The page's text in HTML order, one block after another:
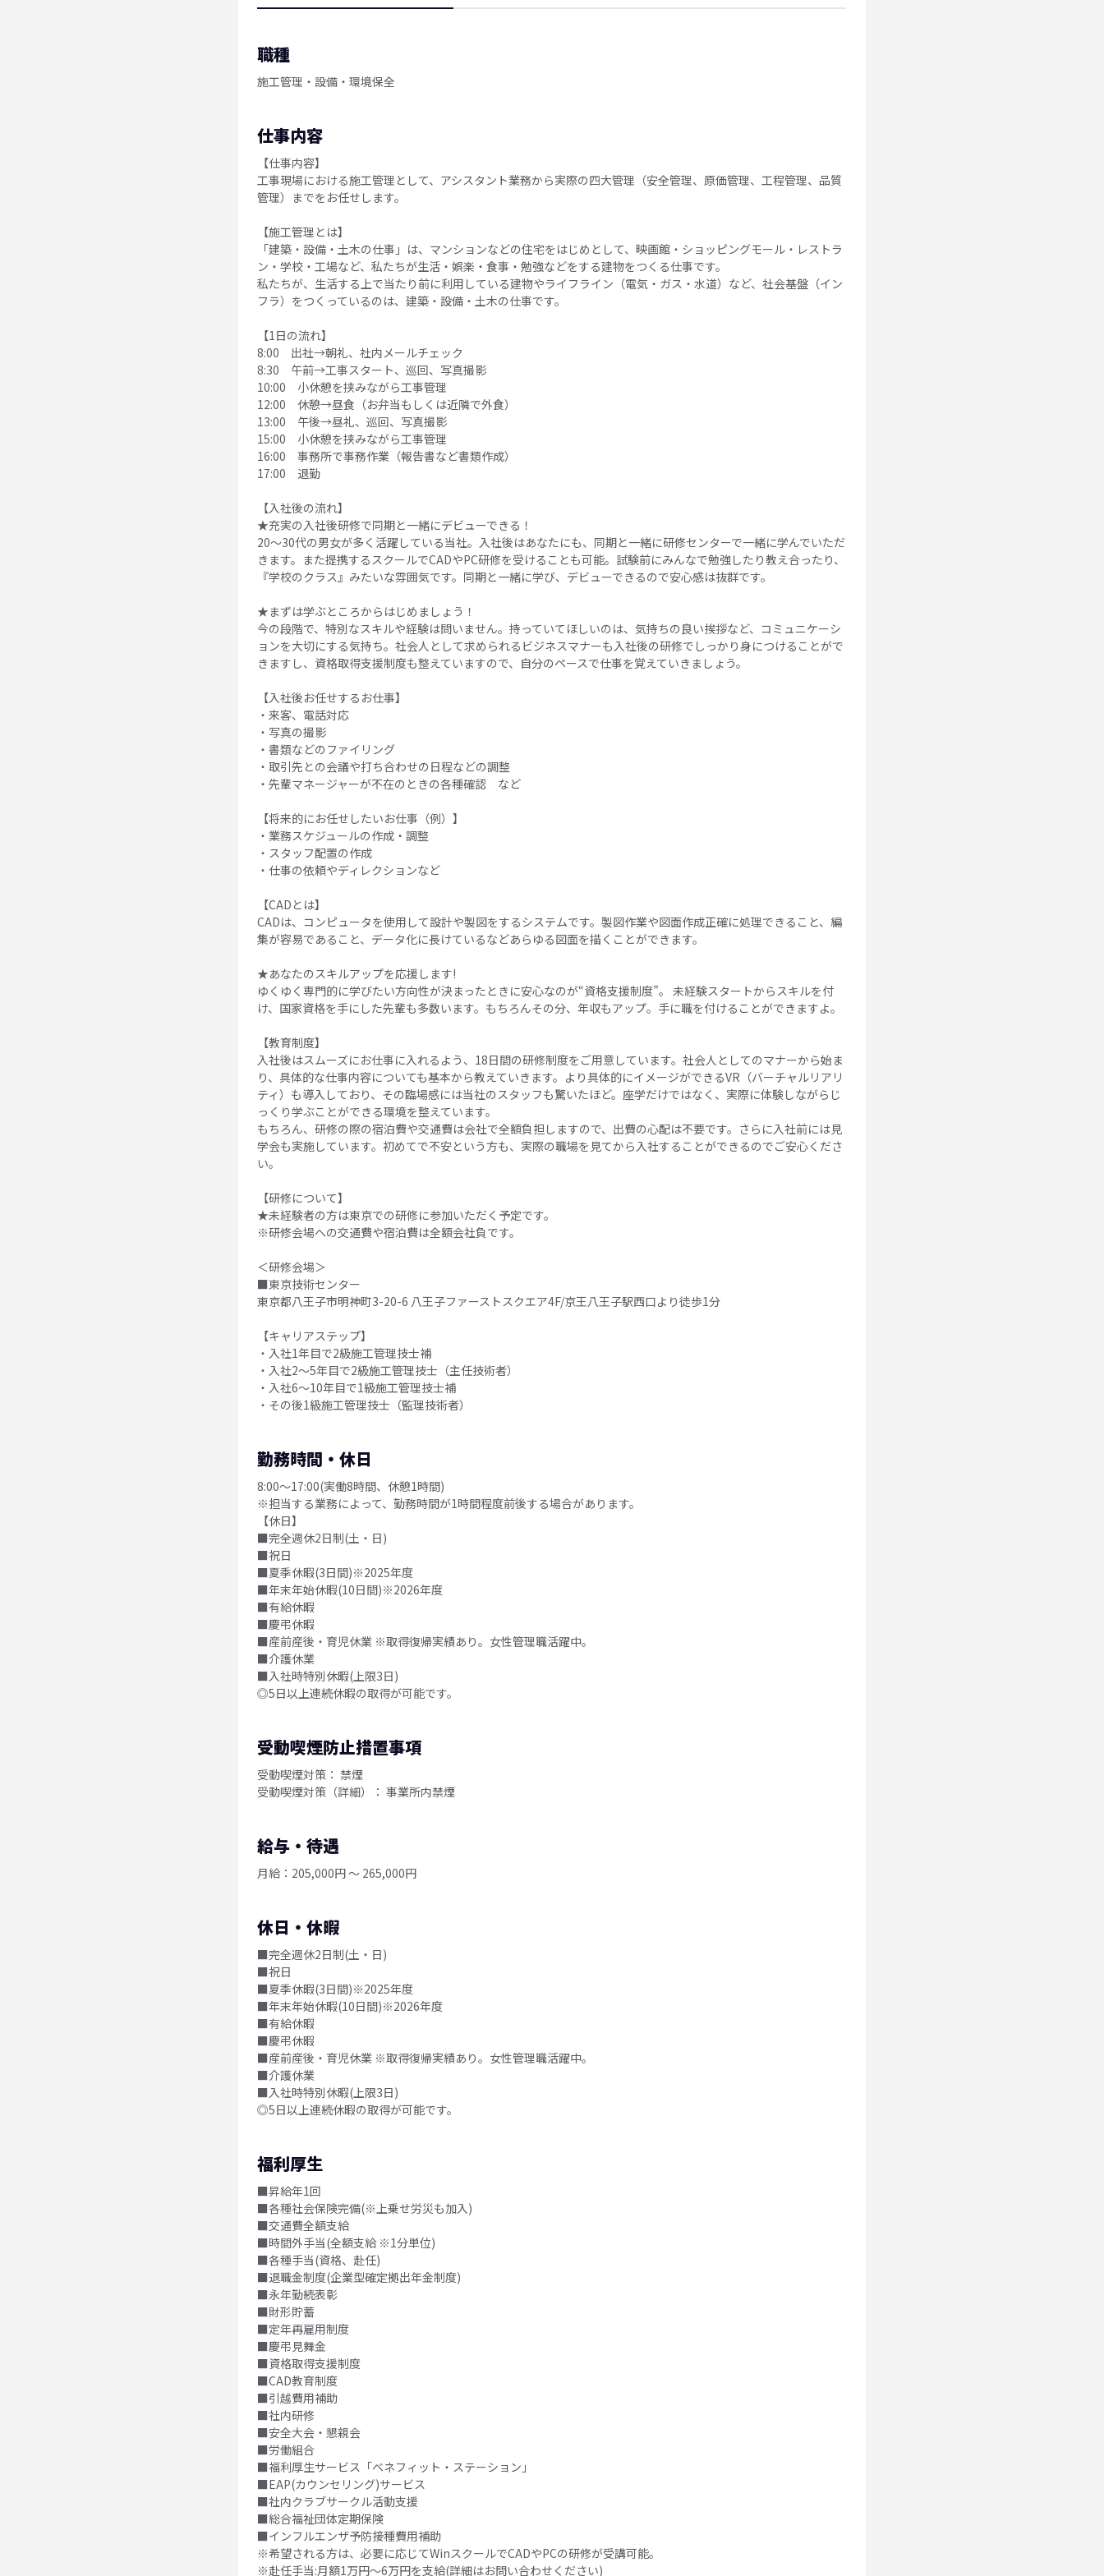
職種
施工管理・設備・環境保全
仕事内容
【仕事内容】
工事現場における施工管理として、アシスタント業務から実際の四大管理（安全管理、原価管理、工程管理、品質
管理）までをお任せします。
【施工管理とは】
「建築・設備・土木の仕事」は、マンションなどの住宅をはじめとして、映画館・ショッピングモール・レストラ
ン・学校・工場など、私たちが生活・娯楽・食事・勉強などをする建物をつくる仕事です。
私たちが、生活する上で当たり前に利用している建物やライフライン（電気・ガス・水道）など、社会基盤（イン
フラ）をつくっているのは、建築・設備・土木の仕事です。
【1日の流れ】
8:00 出社→朝礼、社内メールチェック
8:30 午前→工事スタート、巡回、写真撮影
10:00 小休憩を挟みながら工事管理
12:00 休憩→昼食（お弁当もしくは近隣で外食）
13:00 午後→昼礼、巡回、写真撮影
15:00 小休憩を挟みながら工事管理
16:00 事務所で事務作業（報告書など書類作成）
17:00 退勤
【入社後の流れ】
★充実の入社後研修で同期と一緒にデビューできる！
20～30代の男女が多く活躍している当社。入社後はあなたにも、同期と一緒に研修センターで一緒に学んでいただ
きます。また提携するスクールでCADやPC研修を受けることも可能。試験前にみんなで勉強したり教え合ったり、
『学校のクラス』みたいな雰囲気です。同期と一緒に学び、デビューできるので安心感は抜群です。
★まずは学ぶところからはじめましょう！
今の段階で、特別なスキルや経験は問いません。持っていてほしいのは、気持ちの良い挨拶など、コミュニケーシ
ョンを大切にする気持ち。社会人として求められるビジネスマナーも入社後の研修でしっかり身につけることがで
きますし、資格取得支援制度も整えていますので、自分のペースで仕事を覚えていきましょう。
【入社後お任せするお仕事】
・来客、電話対応
・写真の撮影
・書類などのファイリング
・取引先との会議や打ち合わせの日程などの調整
・先輩マネージャーが不在のときの各種確認 など
【将来的にお任せしたいお仕事（例）】
・業務スケジュールの作成・調整
・スタッフ配置の作成
・仕事の依頼やディレクションなど
【CADとは】
CADは、コンピュータを使用して設計や製図をするシステムです。製図作業や図面作成正確に処理できること、編
集が容易であること、データ化に長けているなどあらゆる図面を描くことができます。
★あなたのスキルアップを応援します!
ゆくゆく専門的に学びたい方向性が決まったときに安心なのが“資格支援制度”。 未経験スタートからスキルを付
け、国家資格を手にした先輩も多数います。もちろんその分、年収もアップ。手に職を付けることができますよ。
【教育制度】
入社後はスムーズにお仕事に入れるよう、18日間の研修制度をご用意しています。社会人としてのマナーから始ま
り、具体的な仕事内容についても基本から教えていきます。より具体的にイメージができるVR（バーチャルリアリ
ティ）も導入しており、その臨場感には当社のスタッフも驚いたほど。座学だけではなく、実際に体験しながらじ
っくり学ぶことができる環境を整えています。
もちろん、研修の際の宿泊費や交通費は会社で全額負担しますので、出費の心配は不要です。さらに入社前には見
学会も実施しています。初めてで不安という方も、実際の職場を見てから入社することができるのでご安心くださ
い。
【研修について】
★未経験者の方は東京での研修に参加いただく予定です。
※研修会場への交通費や宿泊費は全額会社負です。
＜研修会場＞
■東京技術センター
東京都八王子市明神町3-20-6 八王子ファーストスクエア4F/京王八王子駅⻄口より徒歩1分
【キャリアステップ】
・入社1年目で2級施工管理技士補
・入社2～5年目で2級施工管理技士（主任技術者）
・入社6～10年目で1級施工管理技士補
・その後1級施工管理技士（監理技術者）
勤務時間・休日
8:00〜17:00(実働8時間、休憩1時間)
※担当する業務によって、勤務時間が1時間程度前後する場合があります。
【休日】
■完全週休2日制(土・日)
■祝日
■夏季休暇(3日間)※2025年度
■年末年始休暇(10日間)※2026年度
■有給休暇
■慶弔休暇
■産前産後・育児休業 ※取得復帰実績あり。女性管理職活躍中。
■介護休業
■入社時特別休暇(上限3日)
◎5日以上連続休暇の取得が可能です。
受動喫煙防止措置事項
受動喫煙対策： 禁煙
受動喫煙対策（詳細）： 事業所内禁煙
給与・待遇
月給：205,000円 ～ 265,000円
休日・休暇
■完全週休2日制(土・日)
■祝日
■夏季休暇(3日間)※2025年度
■年末年始休暇(10日間)※2026年度
■有給休暇
■慶弔休暇
■産前産後・育児休業 ※取得復帰実績あり。女性管理職活躍中。
■介護休業
■入社時特別休暇(上限3日)
◎5日以上連続休暇の取得が可能です。
福利厚生
■昇給年1回
■各種社会保険完備(※上乗せ労災も加入)
■交通費全額支給
■時間外手当(全額支給 ※1分単位)
■各種手当(資格、赴任)
■退職金制度(企業型確定拠出年金制度)
■永年勤続表彰
■財形貯蓄
■定年再雇用制度
■慶弔見舞金
■資格取得支援制度
■CAD教育制度
■引越費用補助
■社内研修
■安全大会・懇親会
■労働組合
■福利厚生サービス「ベネフィット・ステーション」
■EAP(カウンセリング)サービス
■社内クラブサークル活動支援
■総合福祉団体定期保険
■インフルエンザ予防接種費用補助
※希望される方は、必要に応じてWinスクールでCADやPCの研修が受講可能。
※赴任手当:月額1万円〜6万円を支給(詳細はお問い合わせください)